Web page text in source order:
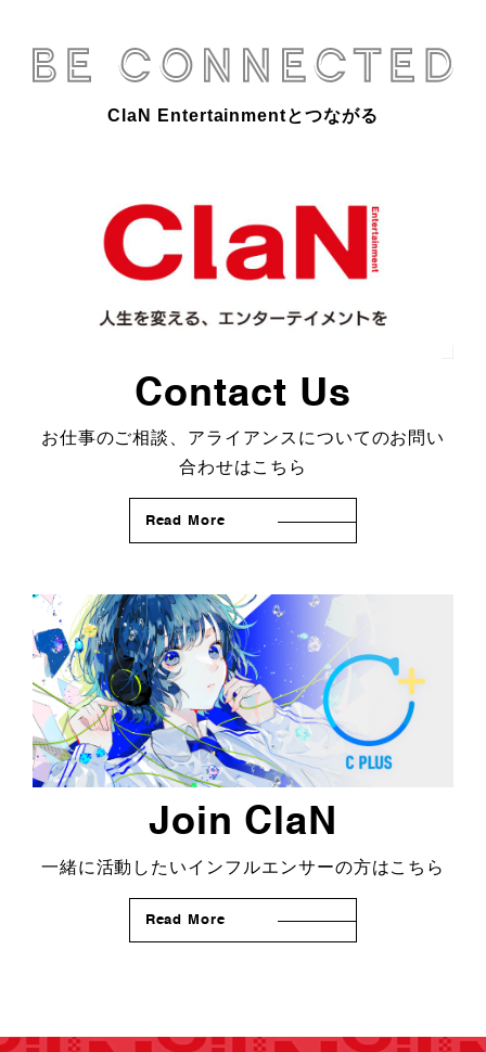
ClaN Entertainmentとつながる
Contact Us
お仕事のご相談、アライアンスについてのお問い
合わせはこちら
Read More
Join ClaN
一緒に活動したいインフルエンサーの方はこちら
Read More